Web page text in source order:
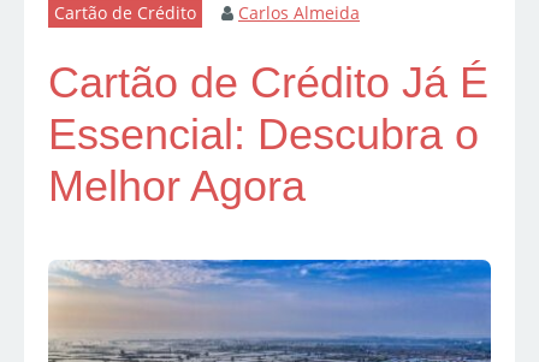
Cartão de Crédito Carlos Almeida
Cartão de Crédito Já É
Essencial: Descubra o
Melhor Agora